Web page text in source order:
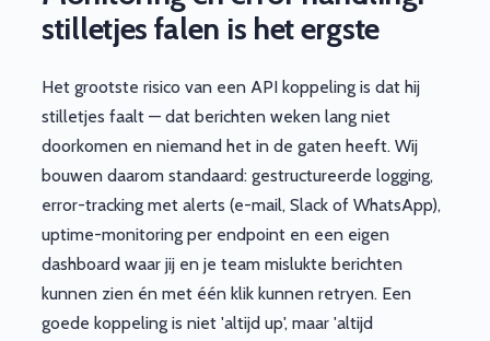
stilletjes falen is het ergste
Het grootste risico van een API koppeling is dat hij
stilletjes faalt — dat berichten weken lang niet
doorkomen en niemand het in de gaten heeft. Wij
bouwen daarom standaard: gestructureerde logging,
error-tracking met alerts (e-mail, Slack of WhatsApp),
uptime-monitoring per endpoint en een eigen
dashboard waar jij en je team mislukte berichten
kunnen zien én met één klik kunnen retryen. Een
goede koppeling is niet 'altijd up', maar 'altijd